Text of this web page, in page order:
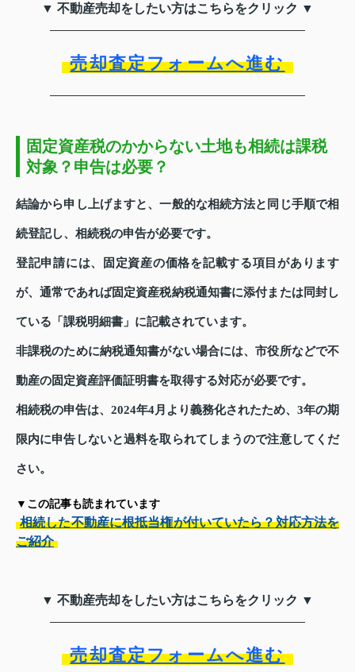
▼ 不動産売却をしたい方はこちらをクリック ▼
売却査定フォームへ進む
固定資産税のかからない土地も相続は課税
対象？申告は必要？
結論から申し上げますと、一般的な相続方法と同じ手順で相
続登記し、相続税の申告が必要です。
登記申請には、固定資産の価格を記載する項目があります
が、通常であれば固定資産税納税通知書に添付または同封し
ている「課税明細書」に記載されています。
非課税のために納税通知書がない場合には、市役所などで不
動産の固定資産評価証明書を取得する対応が必要です。
相続税の申告は、2024年4月より義務化されたため、3年の期
限内に申告しないと過料を取られてしまうので注意してくだ
さい。
▼この記事も読まれています
相続した不動産に根抵当権が付いていたら？対応方法を
ご紹介
▼ 不動産売却をしたい方はこちらをクリック ▼
売却査定フォームへ進む